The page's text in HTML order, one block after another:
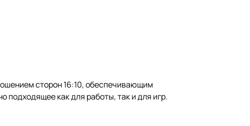
сторон 16:10, обеспечивающим
подходящее как для работы, так и для игр.